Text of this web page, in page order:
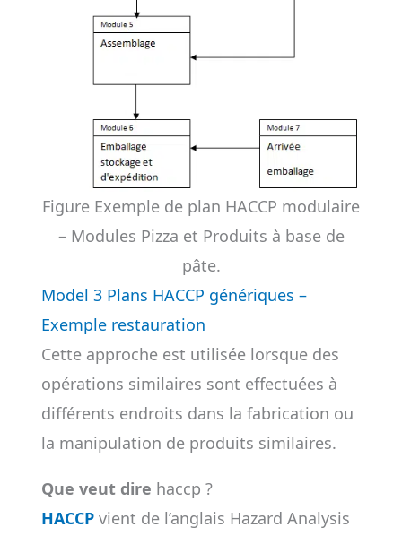
Figure Exemple de plan HACCP modulaire
– Modules Pizza et Produits à base de
pâte.
Model 3 Plans HACCP génériques –
Exemple restauration
Cette approche est utilisée lorsque des
opérations similaires sont effectuées à
différents endroits dans la fabrication ou
la manipulation de produits similaires.
Que veut dire haccp ?
HACCPvient de l’anglais Hazard Analysis